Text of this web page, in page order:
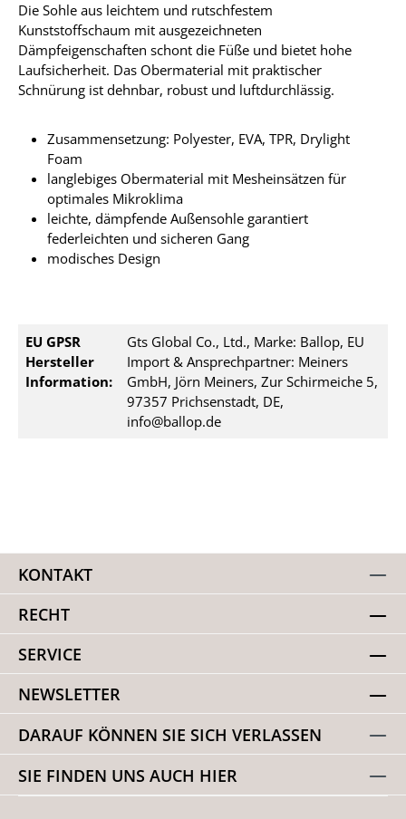
Die Sohle aus leichtem und rutschfestem
Kunststoffschaum mit ausgezeichneten
Dämpfeigenschaften schont die Füße und bietet hohe
Laufsicherheit. Das Obermaterial mit praktischer
Schnürung ist dehnbar, robust und luftdurchlässig.
Zusammensetzung: Polyester, EVA, TPR, Drylight
Foam
langlebiges Obermaterial mit Mesheinsätzen für
optimales Mikroklima
leichte, dämpfende Außensohle garantiert
federleichten und sicheren Gang
modisches Design
EU GPSR
Hersteller
Information:
Gts Global Co., Ltd., Marke: Ballop, EU
Import & Ansprechpartner: Meiners
GmbH, Jörn Meiners, Zur Schirmeiche 5,
97357 Prichsenstadt, DE,
info@ballop.de
KONTAKT
RECHT
SERVICE
NEWSLETTER
DARAUF KÖNNEN SIE SICH VERLASSEN
SIE FINDEN UNS AUCH HIER